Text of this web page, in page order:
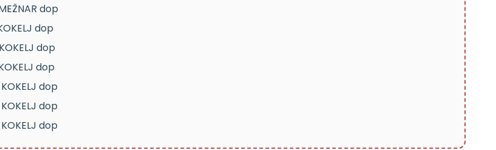
dop
dop
dop
dop
dop
dop
dop